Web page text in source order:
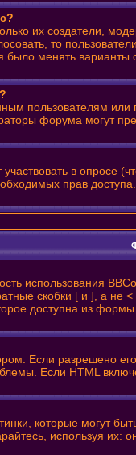
их создатели,
то
было менять варианты
пользователям или
форума могут
в
прав доступа.
использования
скобки [ и ], а
доступна из
Если разрешено
Если HTML
которые могут
используя их: